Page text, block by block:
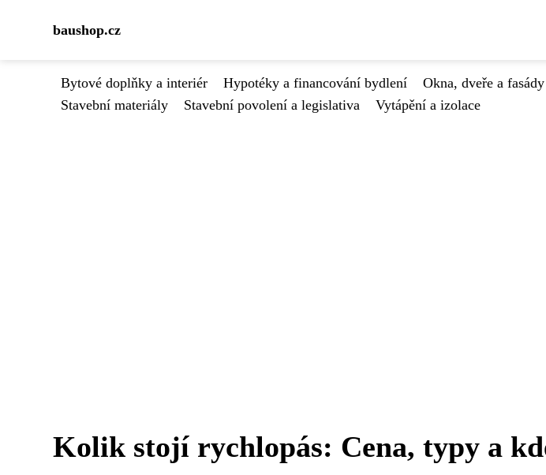
baushop.cz
Bytové doplňky a interiér Hypotéky a financování bydlení Okna, dveře a fasády
Stavební materiály
Stavební povolení a legislativa Vytápění a izolace
Kolik stojí rychlopás: Cena, typy a